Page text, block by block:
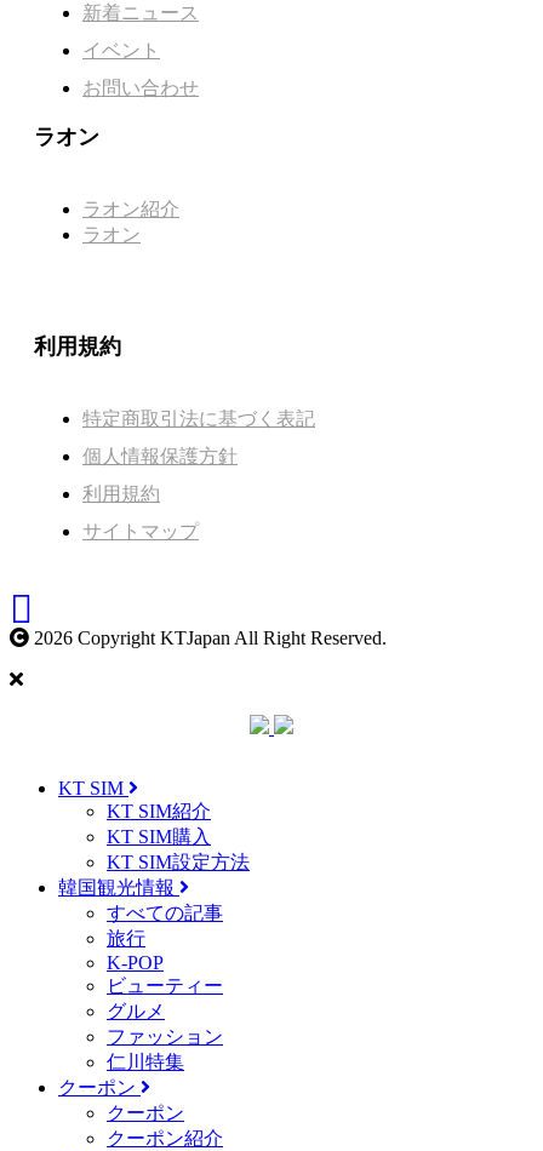
新着ニュース
イベント
お問い合わせ
ラオン
ラオン紹介
ラオン
利用規約
特定商取引法に基づく表記
個人情報保護方針
利用規約
サイトマップ
2026 Copyright KTJapan All Right Reserved.
KT SIM
KT SIM紹介
KT SIM購入
KT SIM設定方法
韓国観光情報
すべての記事
旅行
K-POP
ビューティー
グルメ
ファッション
仁川特集
クーポン
クーポン
クーポン紹介